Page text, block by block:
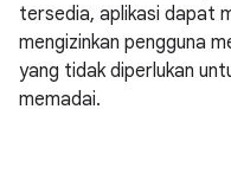
tersedia, aplikasi dapat
mengizinkan pengguna
yang tidak diperlukan
memadai.